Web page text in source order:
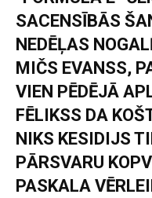
SACENSĪBĀS
NEDĒĻAS
MIČS EVANSS,
VIEN PĒDĒJĀ
FĒLIKSS DA
NIKS KESIDIJS
PĀRSVARU
PASKALA